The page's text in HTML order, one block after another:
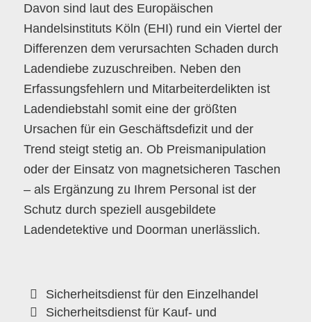
Davon sind laut des Europäischen
Handelsinstituts Köln (EHI) rund ein Viertel der
Differenzen dem verursachten Schaden durch
Ladendiebe zuzuschreiben. Neben den
Erfassungsfehlern und Mitarbeiterdelikten ist
Ladendiebstahl somit eine der größten
Ursachen für ein Geschäftsdefizit und der
Trend steigt stetig an. Ob Preismanipulation
oder der Einsatz von magnetsicheren Taschen
– als Ergänzung zu Ihrem Personal ist der
Schutz durch speziell ausgebildete
Ladendetektive und Doorman unerlässlich.
Sicherheitsdienst für den Einzelhandel
Sicherheitsdienst für Kauf- und